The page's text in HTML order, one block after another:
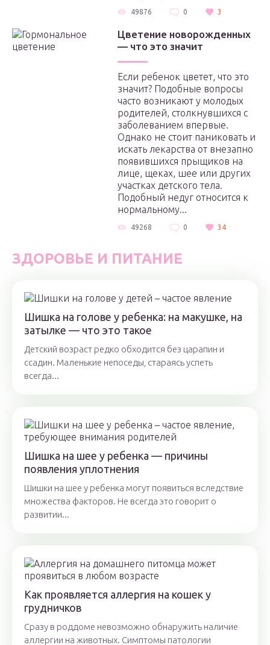
49876 0 3
Цветение новорожденных
— что это значит
Если ребенок цветет, что это
значит? Подобные вопросы
часто возникают у молодых
родителей, столкнувшихся с
заболеванием впервые.
Однако не стоит паниковать и
искать лекарства от внезапно
появившихся прыщиков на
лице, щеках, шее или других
участках детского тела.
Подобный недуг относится к
нормальному...
49268 0 34
ЗДОРОВЬЕ И ПИТАНИЕ
Шишка на голове у ребенка: на макушке, на
затылке — что это такое
Детский возраст редко обходится без царапин и
ссадин. Маленькие непоседы, стараясь успеть
всегда...
Шишка на шее у ребенка — причины
появления уплотнения
Шишки на шее у ребенка могут появиться вследствие
множества факторов. Не всегда это говорит о
развитии...
Как проявляется аллергия на кошек у
грудничков
Сразу в роддоме невозможно обнаружить наличие
аллергии на животных. Симптомы патологии